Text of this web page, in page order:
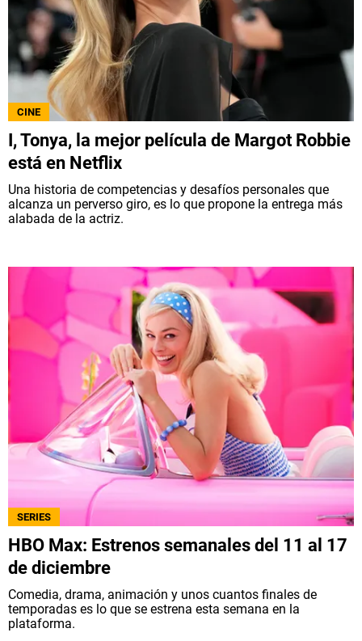
CINE
I, Tonya, la mejor película de Margot Robbie
está en Netflix
Una historia de competencias y desafíos personales que
alcanza un perverso giro, es lo que propone la entrega más
alabada de la actriz.
SERIES
HBO Max: Estrenos semanales del 11 al 17
de diciembre
Comedia, drama, animación y unos cuantos finales de
temporadas es lo que se estrena esta semana en la
plataforma.